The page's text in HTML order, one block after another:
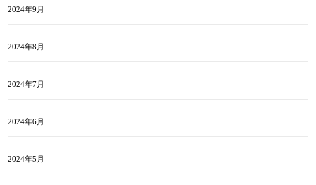
2024年9月
2024年8月
2024年7月
2024年6月
2024年5月